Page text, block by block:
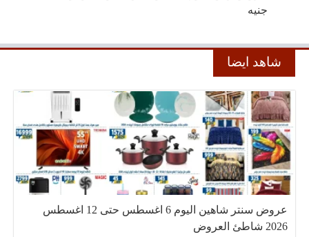
جنيه
شاهد ايضا
عروض سنتر شاهين اليوم 6 اغسطس حتى 12 اغسطس
2026 شاطئ العروض